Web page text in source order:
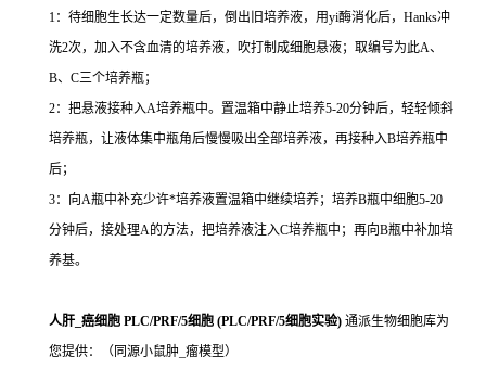
1：待细胞生长达一定数量后，倒出旧培养液，用yi酶消化后，Hanks冲
洗2次，加入不含血清的培养液，吹打制成细胞悬液；取编号为此A、
B、C三个培养瓶；
2：把悬液接种入A培养瓶中。置温箱中静止培养5-20分钟后，轻轻倾斜
培养瓶，让液体集中瓶角后慢慢吸出全部培养液，再接种入B培养瓶中
后；
3：向A瓶中补充少许*培养液置温箱中继续培养；培养B瓶中细胞5-20
分钟后，接处理A的方法，把培养液注入C培养瓶中；再向B瓶中补加培
养基。
人肝_癌细胞 PLC/PRF/5细胞 (PLC/PRF/5细胞实验) 通派生物细胞库为
您提供：（同源小鼠肿_瘤模型）